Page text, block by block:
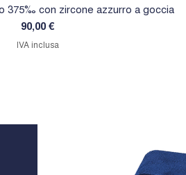
375‰ con zircone azzurro a goccia
Prezzo
90,00 €
IVA inclusa